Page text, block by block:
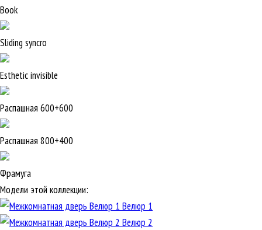
Book
Sliding syncro
Esthetic invisible
Распашная 600+600
Распашная 800+400
Фрамуга
Модели этой коллекции:
Велюр 1
Велюр 2